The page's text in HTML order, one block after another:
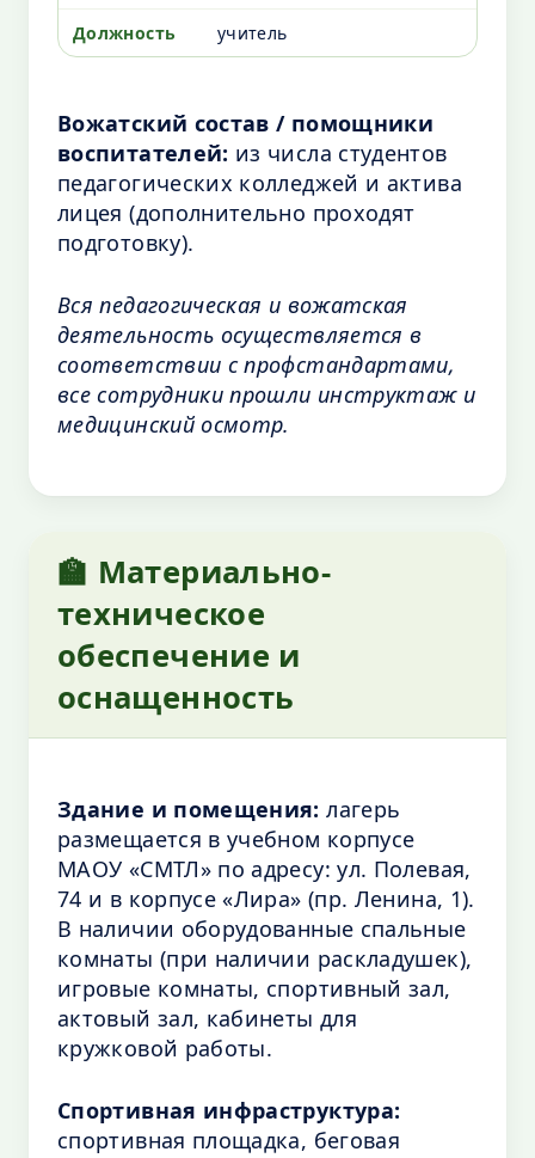
учитель
Вожатский состав / помощники
воспитателей: из числа студентов
педагогических колледжей и актива
лицея (дополнительно проходят
подготовку).
Вся педагогическая и вожатская
деятельность осуществляется в
соответствии с профстандартами,
все сотрудники прошли инструктаж и
медицинский осмотр.
🏫 Материально-
техническое
обеспечение и
оснащенность
Здание и помещения: лагерь
размещается в учебном корпусе
МАОУ «СМТЛ» по адресу: ул. Полевая,
74 и в корпусе «Лира» (пр. Ленина, 1).
В наличии оборудованные спальные
комнаты (при наличии раскладушек),
игровые комнаты, спортивный зал,
актовый зал, кабинеты для
кружковой работы.
Спортивная инфраструктура:
спортивная площадка, беговая